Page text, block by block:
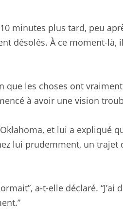
minutes plus tard, peu
désolés. À ce moment-là,
que les choses ont
à avoir une vision
et lui a expliqué
lui prudemment, un trajet
a-t-elle déclaré.